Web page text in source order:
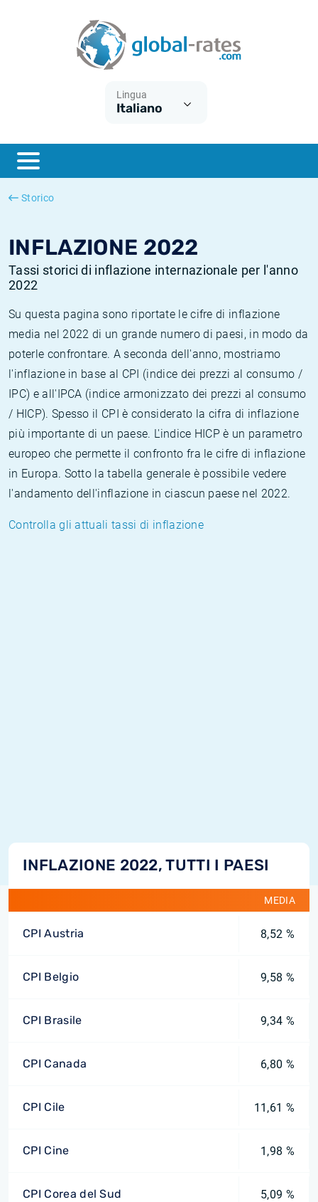
Lingua
Italiano
Storico
INFLAZIONE 2022
Tassi storici di inflazione internazionale per l'anno
2022
Su questa pagina sono riportate le cifre di inflazione
media nel 2022 di un grande numero di paesi, in modo da
poterle confrontare. A seconda dell'anno, mostriamo
l'inflazione in base al CPI (indice dei prezzi al consumo /
IPC) e all'IPCA (indice armonizzato dei prezzi al consumo
/ HICP). Spesso il CPI è considerato la cifra di inflazione
più importante di un paese. L'indice HICP è un parametro
europeo che permette il confronto fra le cifre di inflazione
in Europa. Sotto la tabella generale è possibile vedere
l'andamento dell'inflazione in ciascun paese nel 2022.
Controlla gli attuali tassi di inflazione
INFLAZIONE 2022, TUTTI I PAESI
MEDIA
CPI Austria 8,52 %
CPI Belgio 9,58 %
CPI Brasile 9,34 %
CPI Canada 6,80 %
CPI Cile 11,61 %
CPI Cine 1,98 %
CPI Corea del Sud 5,09 %
ESTER
SONIA
Cos'è l'inflazione CPI?
Cos'è l'inflazione HICP?
Inflazione Italia
Inflazione Stati Uniti
Tassi storici Euribor
Tassi storici di SONIA
Tassi storici di TONAR
Calcolatore dell’inflazione